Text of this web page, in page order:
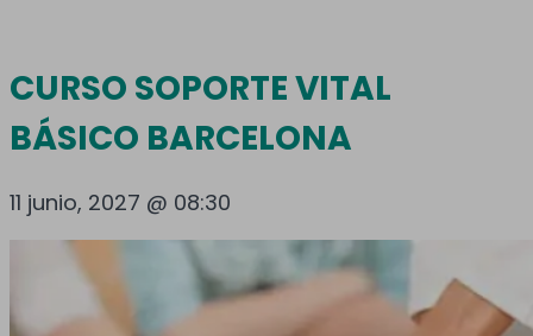
CURSO SOPORTE VITAL
BÁSICO BARCELONA
11 junio, 2027 @ 08:30